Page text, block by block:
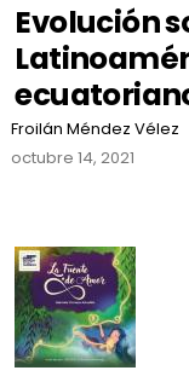
Evolución
Froilán Méndez Vélez
octubre 14, 2021